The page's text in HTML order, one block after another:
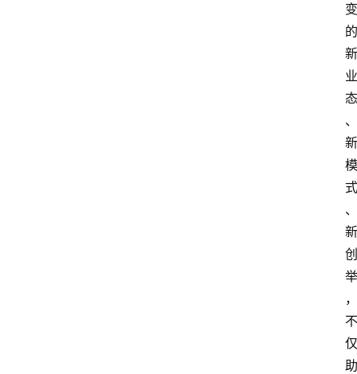
变
的
新
业
态
、
新
模
式
、
新
创
举
，
不
仅
助